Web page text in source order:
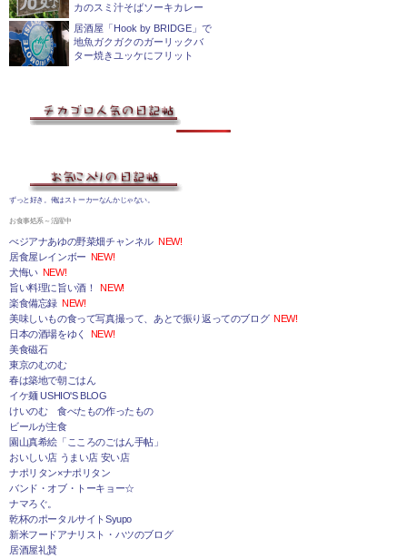
カのスミ汁そばソーキカレー
居酒屋「Hook by BRIDGE」で
地魚ガクガクのガーリックバ
ター焼きユッケにフリット
ずっと好き。俺はストーカーなんかじゃない。
お食事処系～活躍中
べジアナあゆの野菜畑チャンネル NEW!
居食屋レインボー NEW!
犬悔い NEW!
旨い料理に旨い酒！
NEW!
楽食備忘録 NEW!
美味しいもの食って写真撮って、あとで振り返ってのブログ NEW!
日本の酒場をゆく
NEW!
美食磁石
東京のむのむ
春は築地で朝ごはん
イケ麺 USHIO'S BLOG
けいのむ 食べたもの作ったもの
ビールが主食
園山真希絵「こころのごはん手帖」
おいしい店 うまい店 安い店
ナポリタン×ナポリタン
バンド・オブ・トーキョー☆
ナマろぐ。
乾杯のポータルサイトSyupo
新米フードアナリスト・ハツのブログ
居酒屋礼賛